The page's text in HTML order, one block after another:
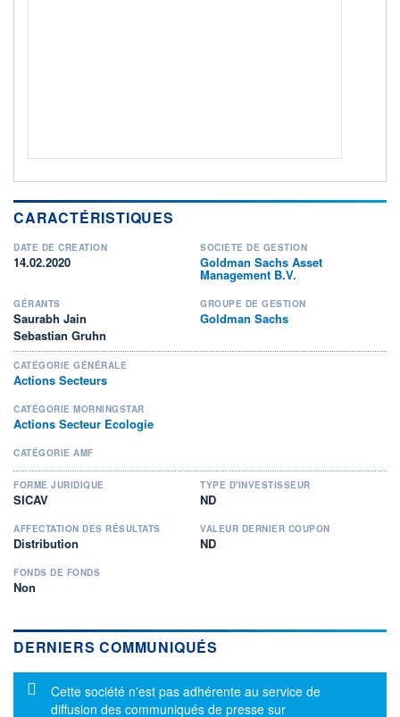
CARACTÉRISTIQUES
DATE DE CRÉATION
14.02.2020
SOCIÉTÉ DE GESTION
Goldman Sachs Asset
Management B.V.
GÉRANTS
Saurabh Jain
Sebastian Gruhn
GROUPE DE GESTION
Goldman Sachs
CATÉGORIE GÉNÉRALE
Actions Secteurs
CATÉGORIE MORNINGSTAR
Actions Secteur Ecologie
CATÉGORIE AMF
FORME JURIDIQUE
SICAV
TYPE D'INVESTISSEUR
ND
AFFECTATION DES RÉSULTATS
Distribution
VALEUR DERNIER COUPON
ND
FONDS DE FONDS
Non
DERNIERS COMMUNIQUÉS
Message d'information
Cette société n'est pas adhérente au service de
diffusion des communiqués de presse sur